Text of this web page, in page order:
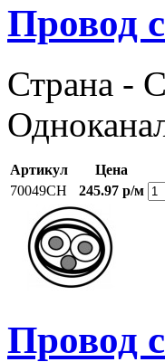
Провод
Страна -
Артикул
Цена
70049CH
245.97 р/м
Провод